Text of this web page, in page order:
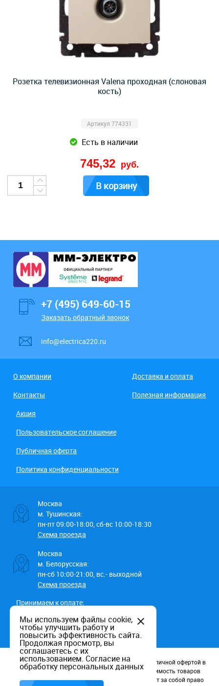
Розетка телевизионная Valena проходная (слоновая
кость)
Артикул 774331
Есть в наличии
745,32 руб.
В корзину
+7 (495) 649-60-15
Заказать обратный звонок
info@electrica220.ru
О компании
Доставка и оплата
Контакты
Полезная информация
Акция
Пользовательское соглашение
Публичная оферта
Политика конфиденциальности
Москва
м. Тушинская:
пн-пт 09:00-18:00, сб-вс 10:00-18:30
Схема проезда
Москва
м. Белорусская:
пн-сб 10:00-21:00, вс.- выходной
Схема проезда
Принимаем к оплате:
Данный информационный ресурс не является публичной офертой в
соотв. со статьей 437 (п.2) ГК РФ. Наличие и стоимость товаров
уточняйте по телефону. Производители оставляют за собой право
Мы используем файлы cookie,
чтобы улучшить работу и
повысить эффективность сайта.
Продолжая просмотр, вы
соглашаетесь с их
использованием. Согласие на
обработку персональных данных